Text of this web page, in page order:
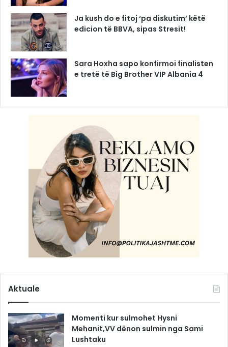
Ja kush do e fitoj ‘pa diskutim’ këtë
edicion të BBVA, sipas Stresit!
Sara Hoxha sapo konfirmoi finalisten
e tretë të Big Brother VIP Albania 4
Aktuale
Momenti kur sulmohet Hysni
Mehanit,VV dënon sulmin nga Sami
Lushtaku